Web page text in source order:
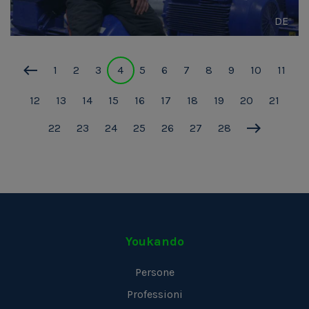
DE
1 2 3 4 5 6 7 8 9 10 11
12 13 14 15 16 17 18 19 20 21
22 23 24 25 26 27 28
Youkando
Persone
Professioni